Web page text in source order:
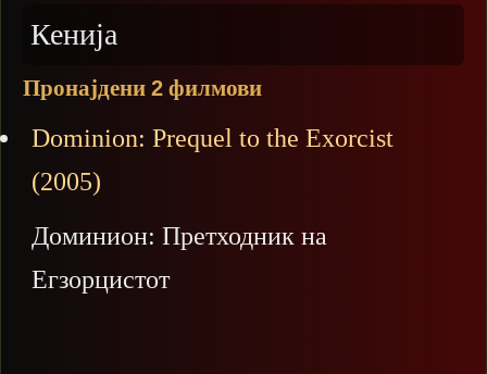
Кенија
Пронајдени 2 филмови
Dominion: Prequel to the Exorcist
(2005)
Доминион: Претходник на
Егзорцистот